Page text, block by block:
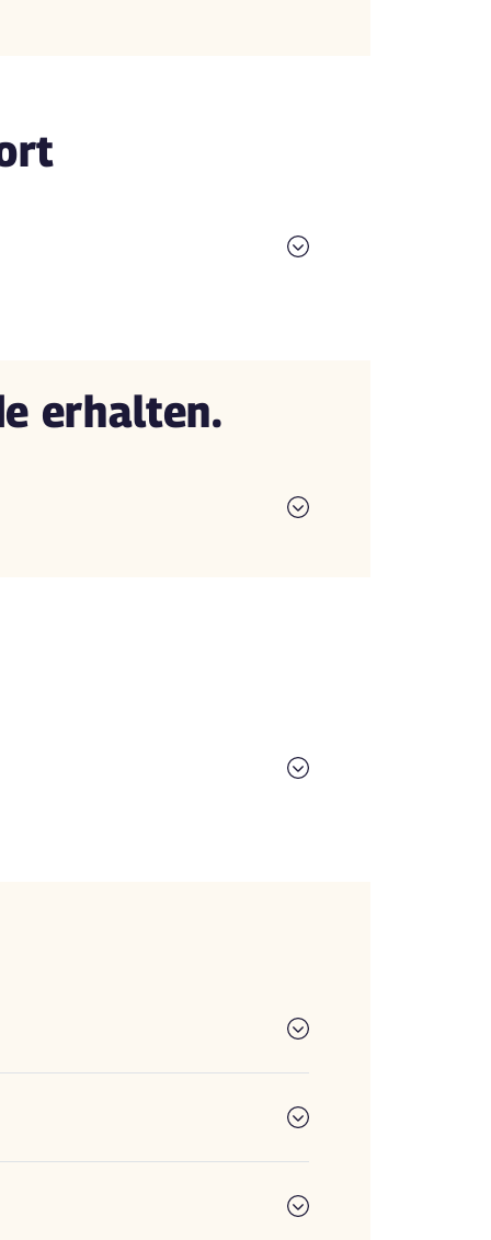
erhalten.